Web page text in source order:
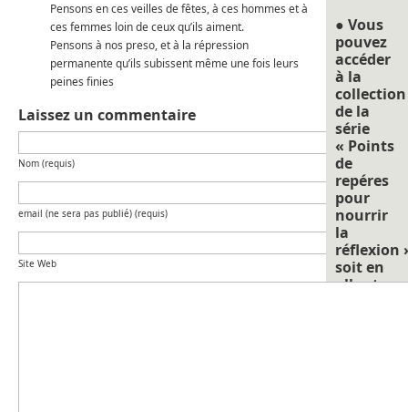
Pensons en ces veilles de fêtes, à ces hommes et à
ces femmes loin de ceux qu’ils aiment.
Pensons à nos preso, et à la répression
permanente qu’ils subissent même une fois leurs
peines finies
Laissez un commentaire
Nom (requis)
email (ne sera pas publié) (requis)
Site Web
● Vous
pouvez
accéder
à la
collection
de la
série
« Points
de
repéres
pour
nourrir
la
réflexion
soit en
allant